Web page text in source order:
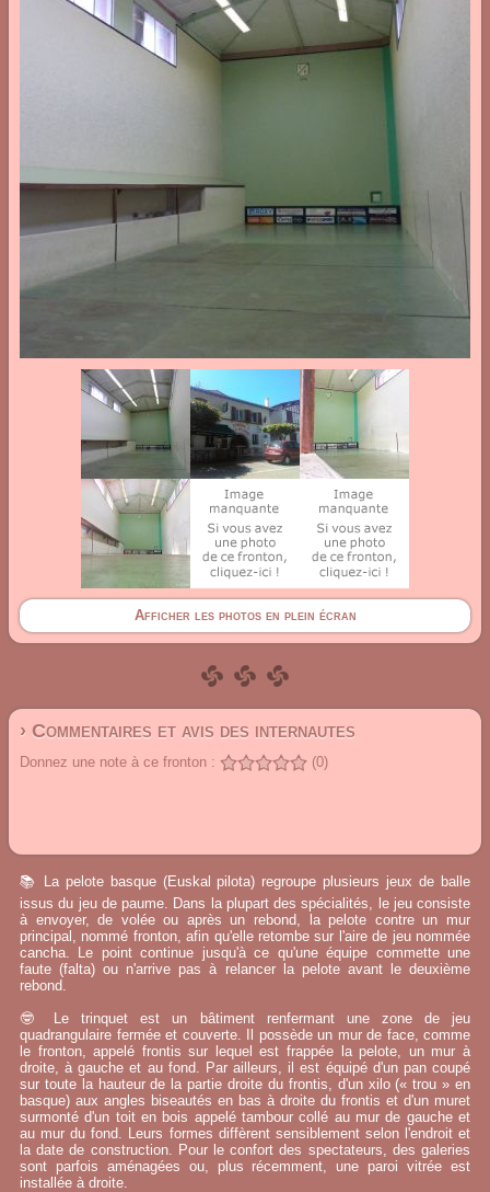
Afficher les photos en plein écran
› Commentaires et avis des internautes
Donnez une note à ce fronton : (0)
📚 La pelote basque (Euskal pilota) regroupe plusieurs jeux de balle
issus du jeu de paume. Dans la plupart des spécialités, le jeu consiste
à envoyer, de volée ou après un rebond, la pelote contre un mur
principal, nommé fronton, afin qu'elle retombe sur l'aire de jeu nommée
cancha. Le point continue jusqu'à ce qu'une équipe commette une
faute (falta) ou n'arrive pas à relancer la pelote avant le deuxième
rebond.
🤓 Le trinquet est un bâtiment renfermant une zone de jeu
quadrangulaire fermée et couverte. Il possède un mur de face, comme
le fronton, appelé frontis sur lequel est frappée la pelote, un mur à
droite, à gauche et au fond. Par ailleurs, il est équipé d'un pan coupé
sur toute la hauteur de la partie droite du frontis, d'un xilo (« trou » en
basque) aux angles biseautés en bas à droite du frontis et d'un muret
surmonté d'un toit en bois appelé tambour collé au mur de gauche et
au mur du fond. Leurs formes diffèrent sensiblement selon l'endroit et
la date de construction. Pour le confort des spectateurs, des galeries
sont parfois aménagées ou, plus récemment, une paroi vitrée est
installée à droite.